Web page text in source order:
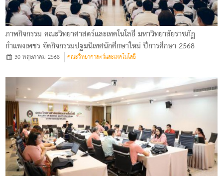
ภาพกิจกรรม คณะวิทยาศาสตร์และเทคโนโลยี มหาวิทยาลัยราชภัฏ
กำแพงเพชร จัดกิจกรรมปฐมนิเทศนักศึกษาใหม่ ปีการศึกษา 2568
30 พฤษภาคม 2568 คณะวิทยาศาสตร์และเทคโนโลยี